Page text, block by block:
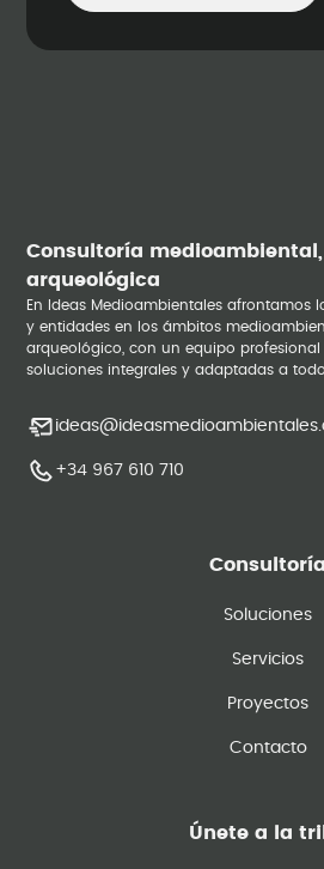
Consultoría
arqueológica
En Ideas Medioambientales afrontamos
y entidades en los ámbitos
arqueológico, con un equipo
soluciones integrales y adaptadas a todo
+34 967 610 710
Consultoría
Soluciones
Servicios
Proyectos
Contacto
Únete a la